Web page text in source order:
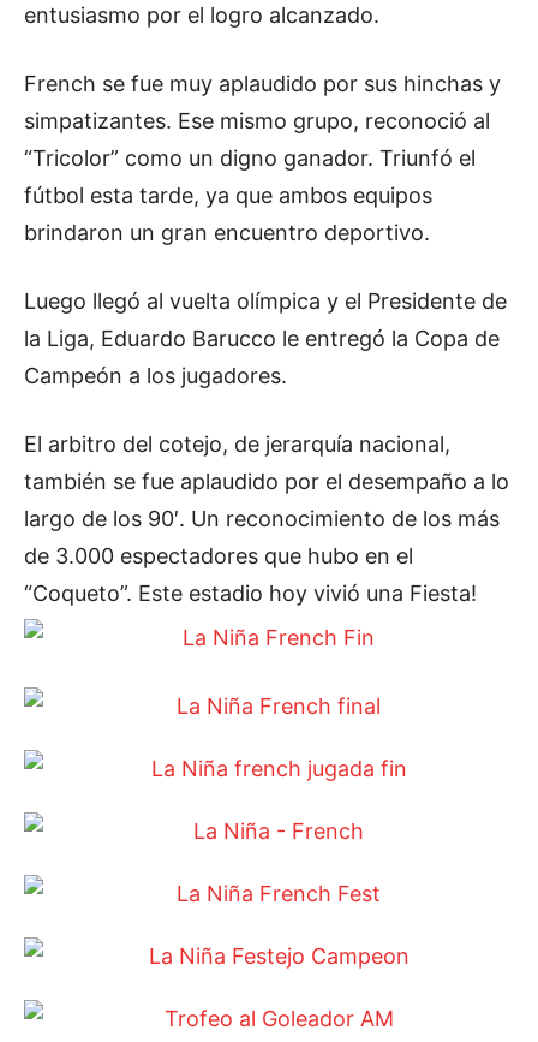
entusiasmo por el logro alcanzado.
French se fue muy aplaudido por sus hinchas y
simpatizantes. Ese mismo grupo, reconoció al
“Tricolor” como un digno ganador. Triunfó el
fútbol esta tarde, ya que ambos equipos
brindaron un gran encuentro deportivo.
Luego llegó al vuelta olímpica y el Presidente de
la Liga, Eduardo Barucco le entregó la Copa de
Campeón a los jugadores.
El arbitro del cotejo, de jerarquía nacional,
también se fue aplaudido por el desempaño a lo
largo de los 90′. Un reconocimiento de los más
de 3.000 espectadores que hubo en el
“Coqueto”. Este estadio hoy vivió una Fiesta!